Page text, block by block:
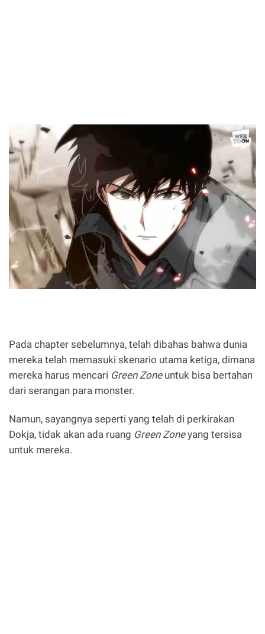
Pada chapter sebelumnya, telah dibahas bahwa dunia
mereka telah memasuki skenario utama ketiga, dimana
mereka harus mencari Green Zone untuk bisa bertahan
dari serangan para monster.
Namun, sayangnya seperti yang telah di perkirakan
Dokja, tidak akan ada ruang Green Zoneyang tersisa
untuk mereka.